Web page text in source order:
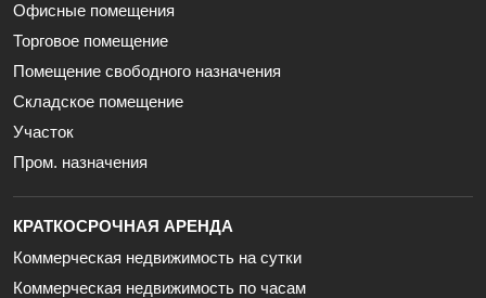
Офисные помещения
Торговое помещение
Помещение свободного назначения
Складское помещение
Участок
Пром. назначения
КРАТКОСРОЧНАЯ АРЕНДА
Коммерческая недвижимость на сутки
Коммерческая недвижимость по часам